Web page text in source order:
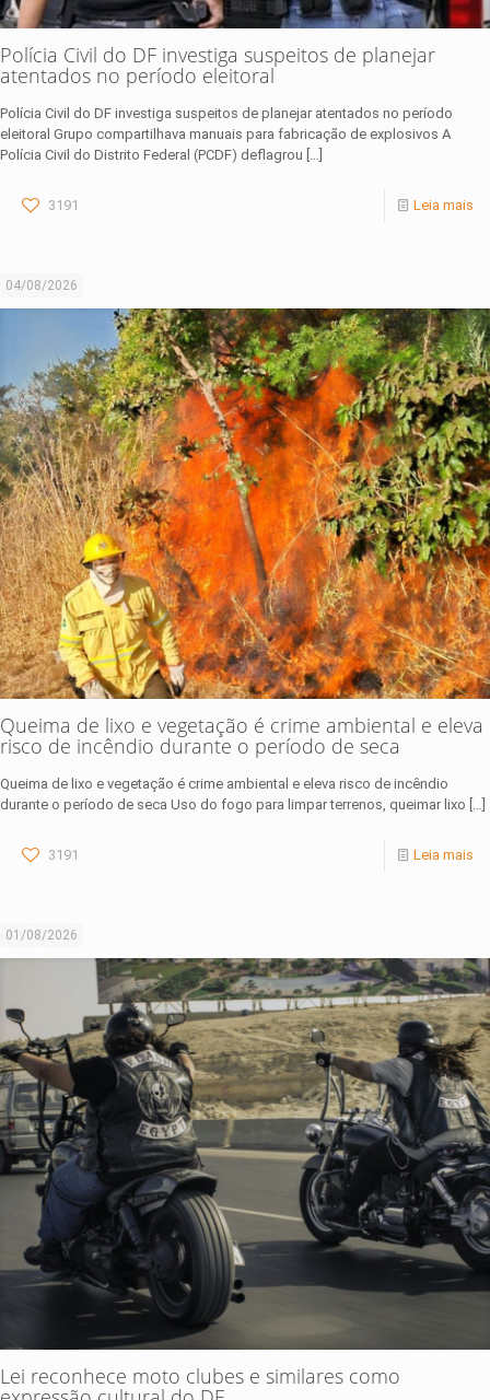
Polícia Civil do DF investiga suspeitos de planejar
atentados no período eleitoral
Polícia Civil do DF investiga suspeitos de planejar atentados no período
eleitoral Grupo compartilhava manuais para fabricação de explosivos A
Polícia Civil do Distrito Federal (PCDF) deflagrou […]
3191 Leia mais
04/08/2026
Queima de lixo e vegetação é crime ambiental e eleva
risco de incêndio durante o período de seca
Queima de lixo e vegetação é crime ambiental e eleva risco de incêndio
durante o período de seca Uso do fogo para limpar terrenos, queimar lixo […]
3191 Leia mais
01/08/2026
Lei reconhece moto clubes e similares como